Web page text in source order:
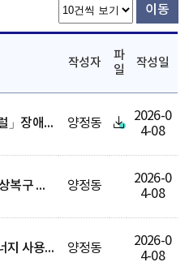
이동
작성자
파
일
작성일
「힐스테이트 평거 센트럴」장애인 특별공급 기관추천 양정동
2026-0
4-08
완충녹지 내 무단점유 원상복구 명령 사전통지 공시송달 공고 양정동
2026-0
4-08
양정동 행정복지센터 에너지 사용현황(2026년 3월) 양정동
2026-0
4-08